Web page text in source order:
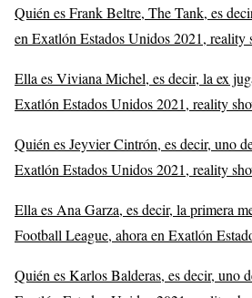
Quién es Frank Beltre, The Tank, es
en Exatlón Estados Unidos 2021, reality
Ella es Viviana Michel, es decir, la ex
Exatlón Estados Unidos 2021, reality
Quién es Jeyvier Cintrón, es decir, uno
Exatlón Estados Unidos 2021, reality
Ella es Ana Garza, es decir, la primera
Football League, ahora en Exatlón
Quién es Karlos Balderas, es decir, uno